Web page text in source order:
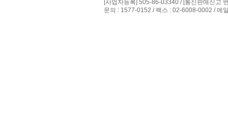
[사업자등록] 505-86-03340 / [통신판매신고
문의 : 1577-0152 / 팩스 : 02-6008-0002 / 메